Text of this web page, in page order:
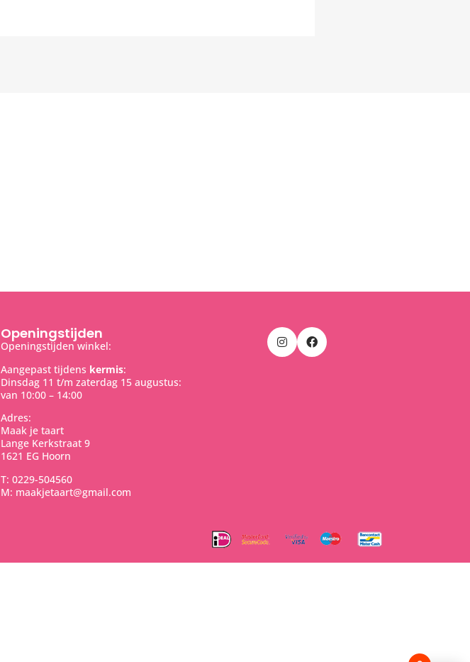
Openingstijden
Openingstijden winkel:
Aangepast tijdens kermis:
Dinsdag 11 t/m zaterdag 15 augustus:
van 10:00 – 14:00
Adres:
Maak je taart
Lange Kerkstraat 9
1621 EG Hoorn
T: 0229-504560
M: maakjetaart@gmail.com